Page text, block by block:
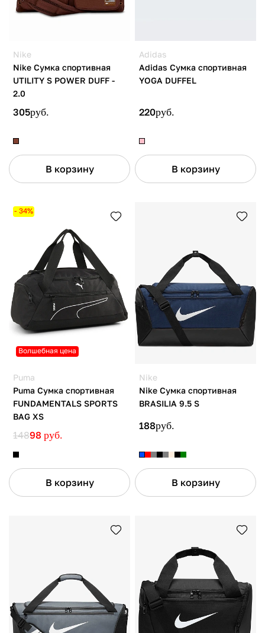
Nike
Nike Сумка спортивная
UTILITY S POWER DUFF -
2.0
305руб.
В корзину
Adidas
Adidas Сумка спортивная
YOGA DUFFEL
220руб.
В корзину
- 34%
Волшебная цена
Puma
Puma Сумка спортивная
FUNDAMENTALS SPORTS
BAG XS
14898 руб.
В корзину
Nike
Nike Сумка спортивная
BRASILIA 9.5 S
188руб.
В корзину